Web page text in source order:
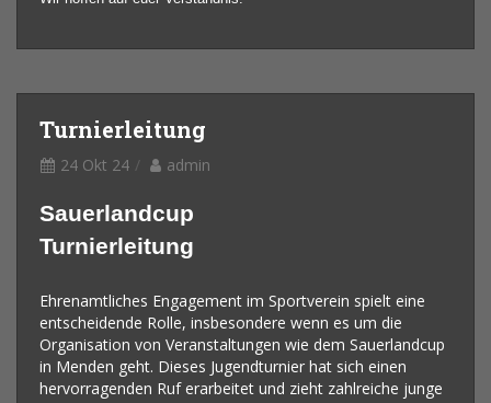
Turnierleitung
24 Okt 24 admin
Sauerlandcup
Turnierleitung
Ehrenamtliches Engagement im Sportverein spielt eine
entscheidende Rolle, insbesondere wenn es um die
Organisation von Veranstaltungen wie dem Sauerlandcup
in Menden geht. Dieses Jugendturnier hat sich einen
hervorragenden Ruf erarbeitet und zieht zahlreiche junge